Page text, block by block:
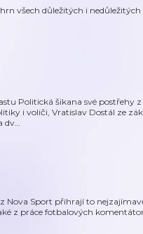
všech důležitých i
Politická šikana své postřehy z
i voliči, Vratislav Dostál ze
dv…
Nova Sport přihrají to
z práce fotbalových